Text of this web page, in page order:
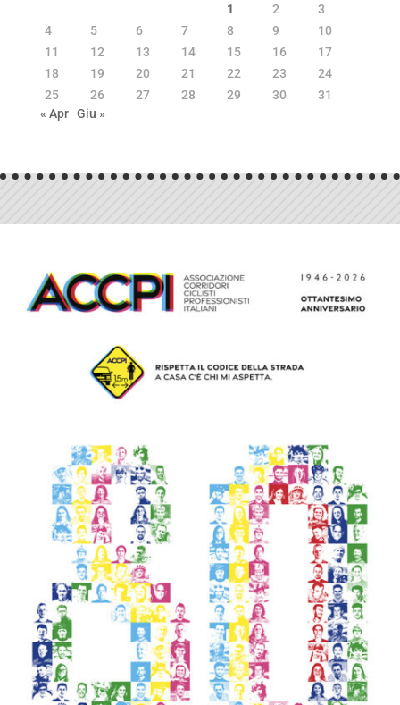
1
2
3
4
5 6 7 8 9
10
11
12 13 14 15 16
17
18
19 20 21 22 23
24
25
26 27 28 29 30
31
« Apr Giu »